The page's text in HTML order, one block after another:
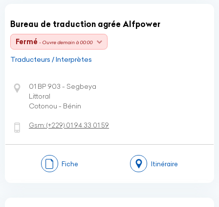
Bureau de traduction agrée Alfpower
Fermé - Ouvre demain à 00:00
Traducteurs / Interprètes
01 BP 903 - Segbeya
Littoral
Cotonou - Bénin
Gsm:(+229) 01 94 33 01 59
Fiche Itinéraire